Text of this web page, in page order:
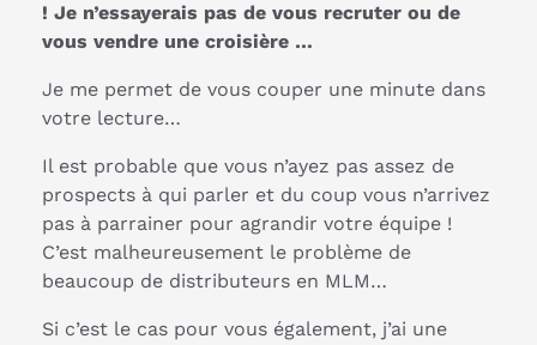
! Je n’essayerais pas de vous recruter ou de
vous vendre une croisière …
Je me permet de vous couper une minute dans
votre lecture…
Il est probable que vous n’ayez pas assez de
prospects à qui parler et du coup vous n’arrivez
pas à parrainer pour agrandir votre équipe !
C’est malheureusement le problème de
beaucoup de distributeurs en MLM…
Si c’est le cas pour vous également, j’ai une